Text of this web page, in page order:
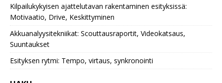
Kilpailukykyisen ajattelutavan rakentaminen esityksissä:
Motivaatio, Drive, Keskittyminen
Akkuanalyysitekniikat: Scouttausraportit, Videokatsaus,
Suuntaukset
Esityksen rytmi: Tempo, virtaus, synkronointi